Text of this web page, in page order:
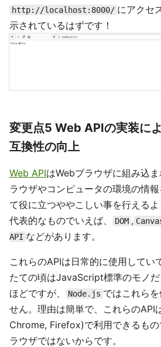
http://localhost:8000/ にアクセ
示されているはずです！
変更点5 Web APIの実装に
互換性の向上
Web APIはWebブラウザに組み込
ラウザやコンピュータの環境の情
て役に立つややこしい事を行えるよ
代表的なものでいえば、
DOM ,
API などがあります。
これらのAPIは日常的に使用してい
たての頃はJavaScript標準のモノ
ほどですが、
Node.js ではこれら
せん。理由は簡単で、これらのAPI
Chrome, Firefox)で利用できるもの
ラウザではないからです。